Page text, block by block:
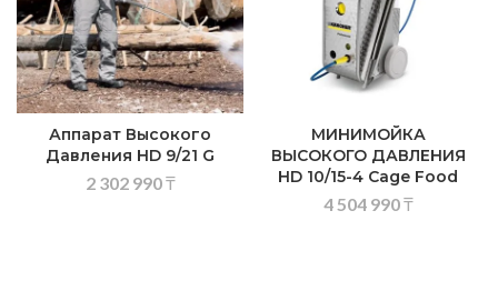
Аппарат Высокого
Давления HD 9/21 G
2 302 990₸
МИНИМОЙКА
ВЫСОКОГО ДАВЛЕНИЯ
HD 10/15-4 Cage Food
4 504 990₸